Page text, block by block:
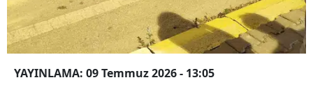
YAYINLAMA: 09 Temmuz 2026 - 13:05